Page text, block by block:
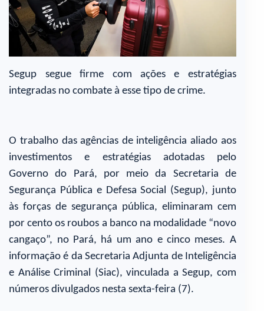
Segup segue firme com ações e estratégias
integradas no combate à esse tipo de crime.
O trabalho das agências de inteligência aliado aos
investimentos e estratégias adotadas pelo
Governo do Pará, por meio da Secretaria de
Segurança Pública e Defesa Social (Segup), junto
às forças de segurança pública, eliminaram cem
por cento os roubos a banco na modalidade “novo
cangaço”, no Pará, há um ano e cinco meses. A
informação é da Secretaria Adjunta de Inteligência
e Análise Criminal (Siac), vinculada a Segup, com
números divulgados nesta sexta-feira (7).